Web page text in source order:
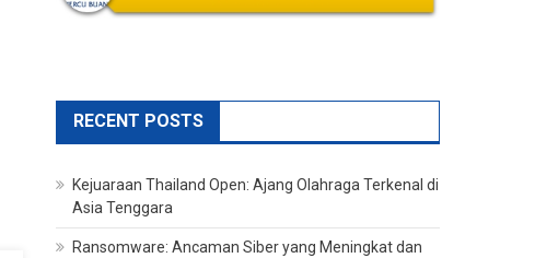
RECENT POSTS
Kejuaraan Thailand Open: Ajang Olahraga Terkenal di
Asia Tenggara
Ransomware: Ancaman Siber yang Meningkat dan